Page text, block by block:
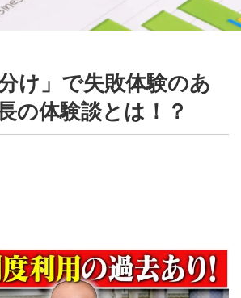
け」で失敗体験のあ
の体験談とは！？